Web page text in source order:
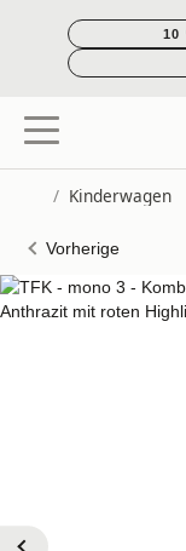
10
/ Kinderwagen
Vorherige